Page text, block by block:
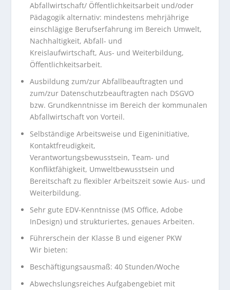
Abfallwirtschaft/ Öffentlichkeitsarbeit und/oder
Pädagogik alternativ: mindestens mehrjährige
einschlägige Berufserfahrung im Bereich Umwelt,
Nachhaltigkeit, Abfall- und
Kreislaufwirtschaft, Aus- und Weiterbildung,
Öffentlichkeitsarbeit.
Ausbildung zum/zur Abfallbeauftragten und
zum/zur Datenschutzbeauftragten nach DSGVO
bzw. Grundkenntnisse im Bereich der kommunalen
Abfallwirtschaft von Vorteil.
Selbständige Arbeitsweise und Eigeninitiative,
Kontaktfreudigkeit,
Verantwortungsbewusstsein, Team- und
Konfliktfähigkeit, Umweltbewusstsein und
Bereitschaft zu flexibler Arbeitszeit sowie Aus- und
Weiterbildung.
Sehr gute EDV-Kenntnisse (MS Office, Adobe
InDesign) und strukturiertes, genaues Arbeiten.
Führerschein der Klasse B und eigener PKW
Wir bieten:
Beschäftigungsausmaß: 40 Stunden/Woche
Abwechslungsreiches Aufgabengebiet mit